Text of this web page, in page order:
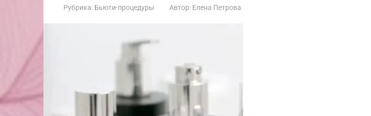
Рубрика: Бьюти-процедуры Автор: Елена Петрова